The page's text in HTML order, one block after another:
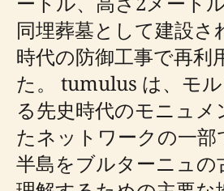
同埋葬墓として建設さ
時代の防御工事で再利
た。 tumulus は、モ
る先史時代のモニュメ
たネットワークの一部
半島をブルターニュの